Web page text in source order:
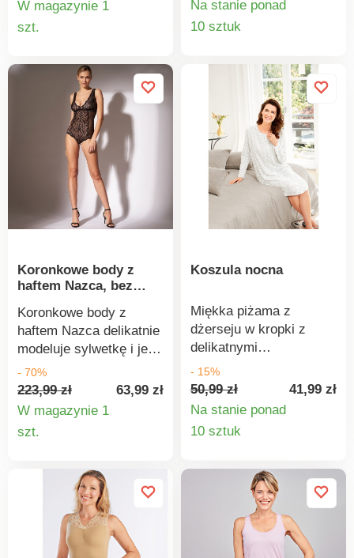
przewiewnej, miękkiej
satyny. Dekolt w serek z
satynową kokardką.
Zaszewki na biuście.
Prosty dół. Wąskie,
regulowane ramiączka z
tyłu. Można prać w
W magazynie 1
szt.
dekolt. Ramiączka.
Wyprodukowano we
Na stanie ponad
10 sztuk
Koronkowe body z
haftem Nazca, bez
Koronkowe body z
haftem Nazca delikatnie
modeluje sylwetkę i jest
maksymalnie
uwodzicielskie. Kolekcja
Nazca marki Confidence
Lingerie.
Uwodzicielskie,
body na fiszbinach.
Trójkątny krój miseczek
z koronki z falistym
wykończeniem.
Pomiędzy miseczkami
- 70%
223,99 zł
63,99 zł
W magazynie 1
szt.
Koszula nocna
Miękka piżama z
dżerseju w kropki z
delikatnymi
koronkowymi
wykończeniami i
lizaniem wzdłuż
zapięcia na guziki -
efektowna koszula
poczujesz się dobrze.
- 15%
50,99 zł
41,99 zł
Na stanie ponad
10 sztuk